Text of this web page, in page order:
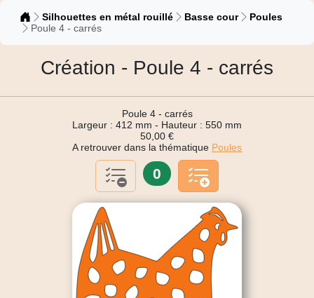
Catalogue
Silhouettes en métal rouillé Basse cour
Poules
Poule 4 - carrés
Création - Poule 4 - carrés
Poule 4 - carrés
Largeur : 412 mm - Hauteur : 550 mm
50,00 €
A retrouver dans la thématique Poules
0